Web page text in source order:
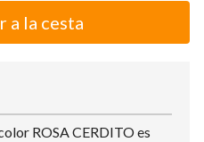
a la cesta
ROSA CERDITO es